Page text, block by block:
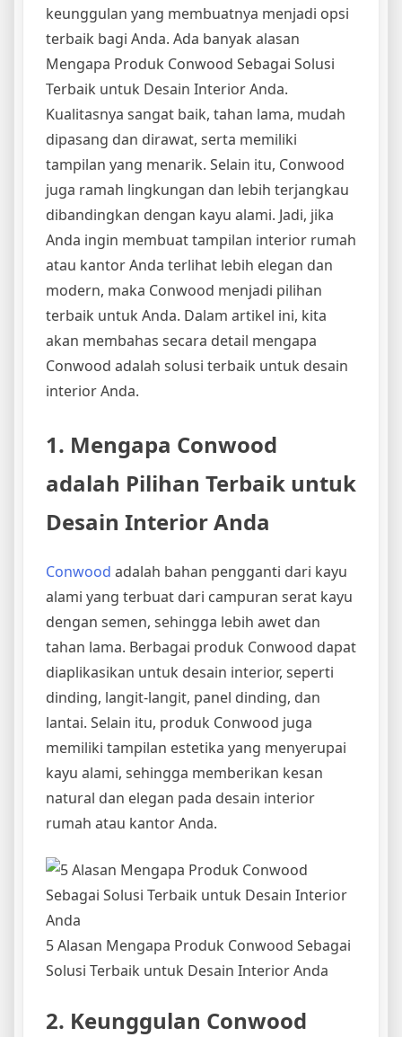
keunggulan yang membuatnya menjadi opsi
terbaik bagi Anda. Ada banyak alasan
Mengapa Produk Conwood Sebagai Solusi
Terbaik untuk Desain Interior Anda.
Kualitasnya sangat baik, tahan lama, mudah
dipasang dan dirawat, serta memiliki
tampilan yang menarik. Selain itu, Conwood
juga ramah lingkungan dan lebih terjangkau
dibandingkan dengan kayu alami. Jadi, jika
Anda ingin membuat tampilan interior rumah
atau kantor Anda terlihat lebih elegan dan
modern, maka Conwood menjadi pilihan
terbaik untuk Anda. Dalam artikel ini, kita
akan membahas secara detail mengapa
Conwood adalah solusi terbaik untuk desain
interior Anda.
1. Mengapa Conwood
adalah Pilihan Terbaik untuk
Desain Interior Anda
Conwood adalah bahan pengganti dari kayu
alami yang terbuat dari campuran serat kayu
dengan semen, sehingga lebih awet dan
tahan lama. Berbagai produk Conwood dapat
diaplikasikan untuk desain interior, seperti
dinding, langit-langit, panel dinding, dan
lantai. Selain itu, produk Conwood juga
memiliki tampilan estetika yang menyerupai
kayu alami, sehingga memberikan kesan
natural dan elegan pada desain interior
rumah atau kantor Anda.
5 Alasan Mengapa Produk Conwood Sebagai
Solusi Terbaik untuk Desain Interior Anda
2. Keunggulan Conwood